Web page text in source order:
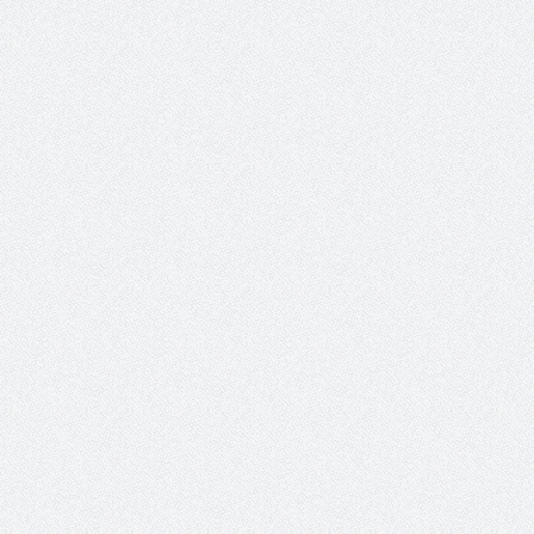
( مشعل بن عبد الله ) … عاشق
نجران
عبد العزيز.. ملك القلوب
وزير حقوق الإنسان اليمني يؤكد أن
انعقاد ملتقى (الوطن